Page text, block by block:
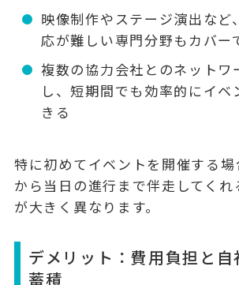
映像制作やステージ演出など
応が難しい専門分野もカバー
複数の協力会社とのネットワ
し、短期間でも効率的にイベ
きる
特に初めてイベントを開催する
から当日の進行まで伴走してく
が大きく異なります。
デメリット：費用負担と
蓄積